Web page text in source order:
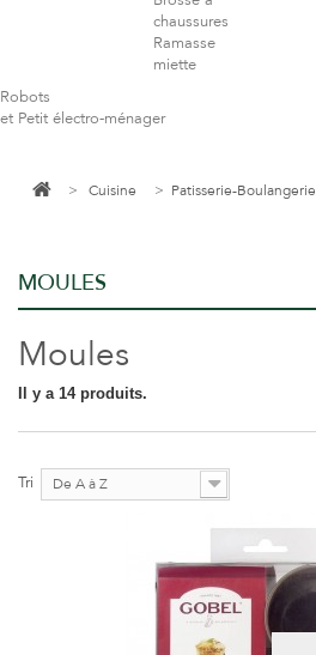
chaussures
Ramasse
miette
Robots
et Petit électro-ménager
> Cuisine > Patisserie-Boulangerie
MOULES
Moules
Il y a 14 produits.
Tri De A à Z